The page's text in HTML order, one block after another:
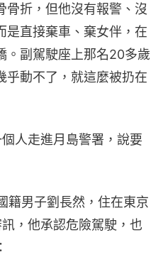
骨折，但他沒有報警、沒
是直接棄車、棄女伴，在
。副駕駛座上那名20多歲
乎動不了，就這麼被扔在
人走進月島警署，說要
籍男子劉長然，住在東京
，他承認危險駕駛，也